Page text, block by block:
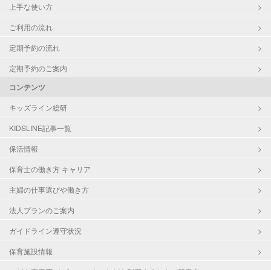
上手な使い方
ご利用の流れ
定期予約の流れ
定期予約のご案内
コンテンツ
キッズライン総研
KIDSLINE記事一覧
保活情報
保育士の働き方 キャリア
主婦の仕事選びや働き方
法人プランのご案内
ガイドライン遵守状況
保育施設情報